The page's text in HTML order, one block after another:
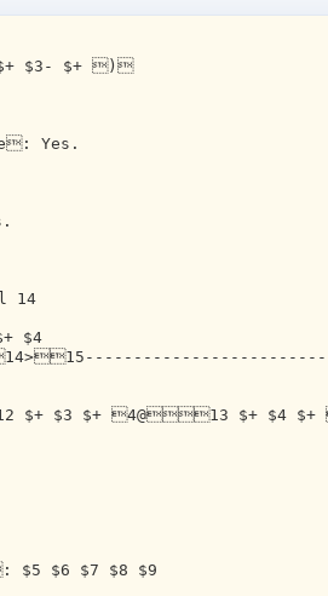
$3- $+ )
Yes.
14
$4
$+ $3 $+ 4@13 $+ $4 $+
$5 $6 $7 $8 $9